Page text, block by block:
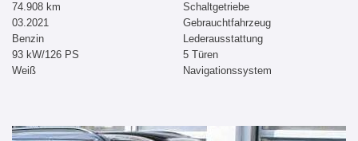
74.908 km
03.2021
Benzin
93 kW/126 PS
Weiß
Schaltgetriebe
Gebrauchtfahrzeug
Lederausstattung
5 Türen
Navigationssystem